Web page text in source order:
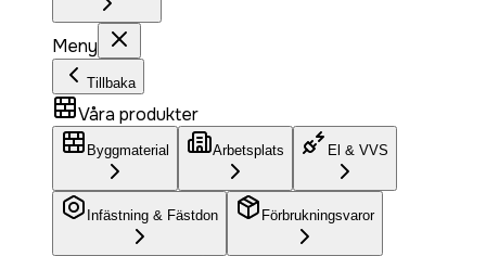
Meny
Tillbaka
Våra produkter
Byggmaterial Arbetsplats El & VVS
Infästning & Fästdon Förbrukningsvaror